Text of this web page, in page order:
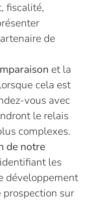
fiscalité,
de
et la
cela est
vous avec
le relais
complexes.
de notre
les
développement
sur